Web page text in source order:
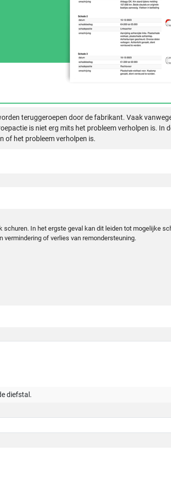
teruggeroepen door de fabrikant. Vaak
is niet erg mits het probleem verholpen is. In
of het probleem verholpen is.
In het ergste geval kan dit leiden tot mogelijke
vermindering of verlies van remondersteuning.
diefstal.